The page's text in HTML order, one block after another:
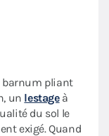
barnum pliant
un lestageà
du sol le
exigé. Quand